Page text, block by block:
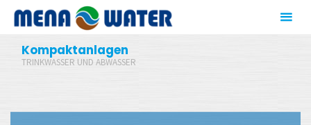
Zum
Inhalt
springenKompaktanlagen
TRINKWASSER UND ABWASSER